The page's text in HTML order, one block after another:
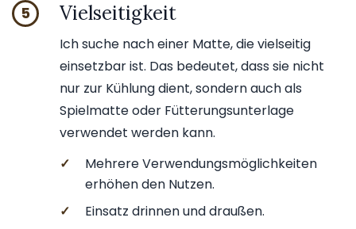
5 Vielseitigkeit
Ich suche nach einer Matte, die vielseitig
einsetzbar ist. Das bedeutet, dass sie nicht
nur zur Kühlung dient, sondern auch als
Spielmatte oder Fütterungsunterlage
verwendet werden kann.
✓
Mehrere Verwendungsmöglichkeiten
erhöhen den Nutzen.
✓
Einsatz drinnen und draußen.